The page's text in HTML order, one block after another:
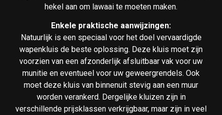
hekel aan om lawaai te moeten maken.
Enkele praktische aanwijzingen:
Natuurlijk is een speciaal voor het doel vervaardigde
wapenkluis de beste oplossing. Deze kluis moet zijn
voorzien van een afzonderlijk afsluitbaar vak voor uw
munitie en eventueel voor uw geweergrendels. Ook
moet deze kluis van binnenuit stevig aan een muur
worden verankerd. Dergelijke kluizen zijn in
verschillende prijsklassen verkrijgbaar, maar zijn in veel